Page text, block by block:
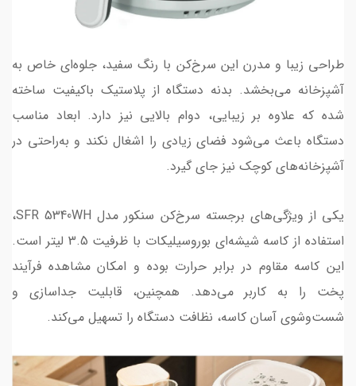
طراحی زیبا و مدرن این سرخ‌کن با رنگ سفید، جلوه‌ای خاص به
آشپزخانه می‌بخشد. بدنه دستگاه از پلاستیک باکیفیت ساخته
شده که علاوه بر زیبایی، دوام بالایی نیز دارد. ابعاد مناسب
دستگاه باعث می‌شود فضای زیادی را اشغال نکند و به‌راحتی در
آشپزخانه‌های کوچک نیز جای گیرد.
یکی از ویژگی‌های برجسته سرخ‌کن سنکور مدل SFR 5340WH،
استفاده از کاسه شیشه‌ای بوروسیلیکات با ظرفیت 3.5 لیتر است.
این کاسه مقاوم در برابر حرارت بوده و امکان مشاهده فرآیند
پخت را به کاربر می‌دهد. همچنین، قابلیت جداسازی و
شست‌وشوی آسان کاسه، نظافت دستگاه را تسهیل می‌کند.